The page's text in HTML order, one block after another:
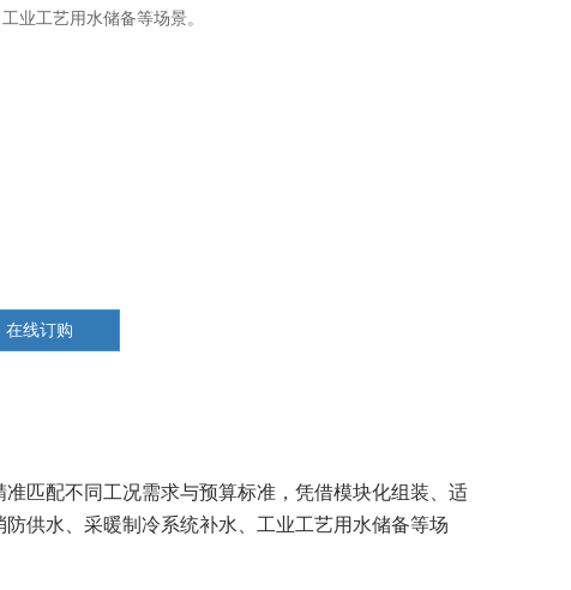
业工艺用水储备等场景。
在线订购
匹配不同工况需求与预算标准，凭借模块化组装、适
供水、采暖制冷系统补水、工业工艺用水储备等场